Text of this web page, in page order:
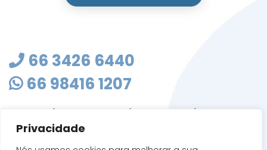
Privacidade
66 3426 6440
66 98416 1207
masterclean@mastercleanmt.com.br
Rua Sete de Setembro, 103 - Vila Birigui